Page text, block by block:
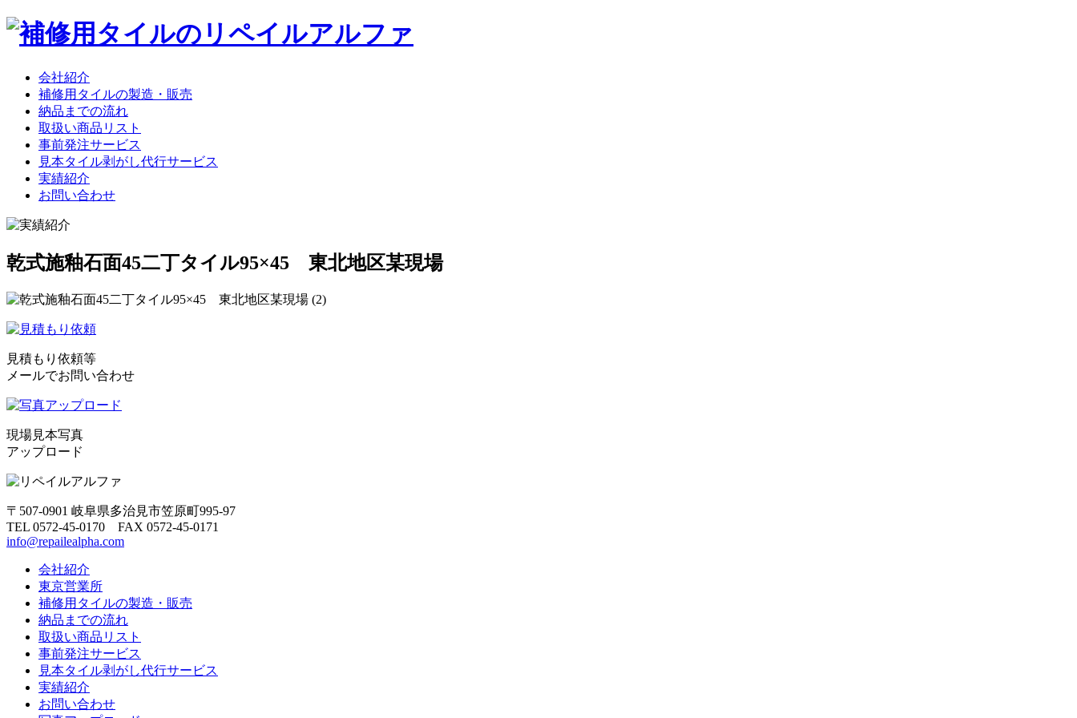
会社紹介
補修用タイルの製造・販売
納品までの流れ
取扱い商品リスト
事前発注サービス
見本タイル剥がし代行サービス
実績紹介
お問い合わせ
乾式施釉石面45二丁タイル95×45 東北地区某現場
見積もり依頼等
メールでお問い合わせ
現場見本写真
アップロード
〒507-0901 岐阜県多治見市笠原町995-97
TEL 0572-45-0170 FAX 0572-45-0171
info@repailealpha.com
会社紹介
東京営業所
補修用タイルの製造・販売
納品までの流れ
取扱い商品リスト
事前発注サービス
見本タイル剥がし代行サービス
実績紹介
お問い合わせ